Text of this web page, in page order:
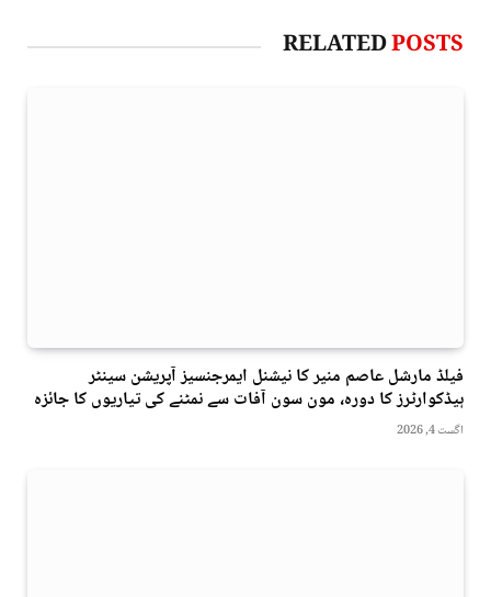
RELATEDPOSTS
فیلڈ مارشل عاصم منیر کا نیشنل ایمرجنسیز آپریشن سینٹر
ہیڈکوارٹرز کا دورہ، مون سون آفات سے نمٹنے کی تیاریوں کا جائزہ
اگست 4, 2026